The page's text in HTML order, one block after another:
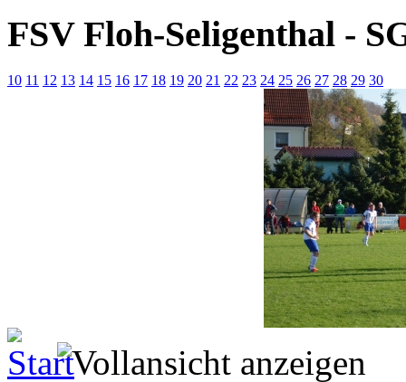
FSV Floh-Seligenthal -
10 11 12 13 14 15 16 17 18 19 20 21 22 23 24 25 26 27 28 29 30